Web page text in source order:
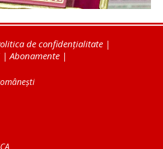
de confidențialitate |
| Abonamente |